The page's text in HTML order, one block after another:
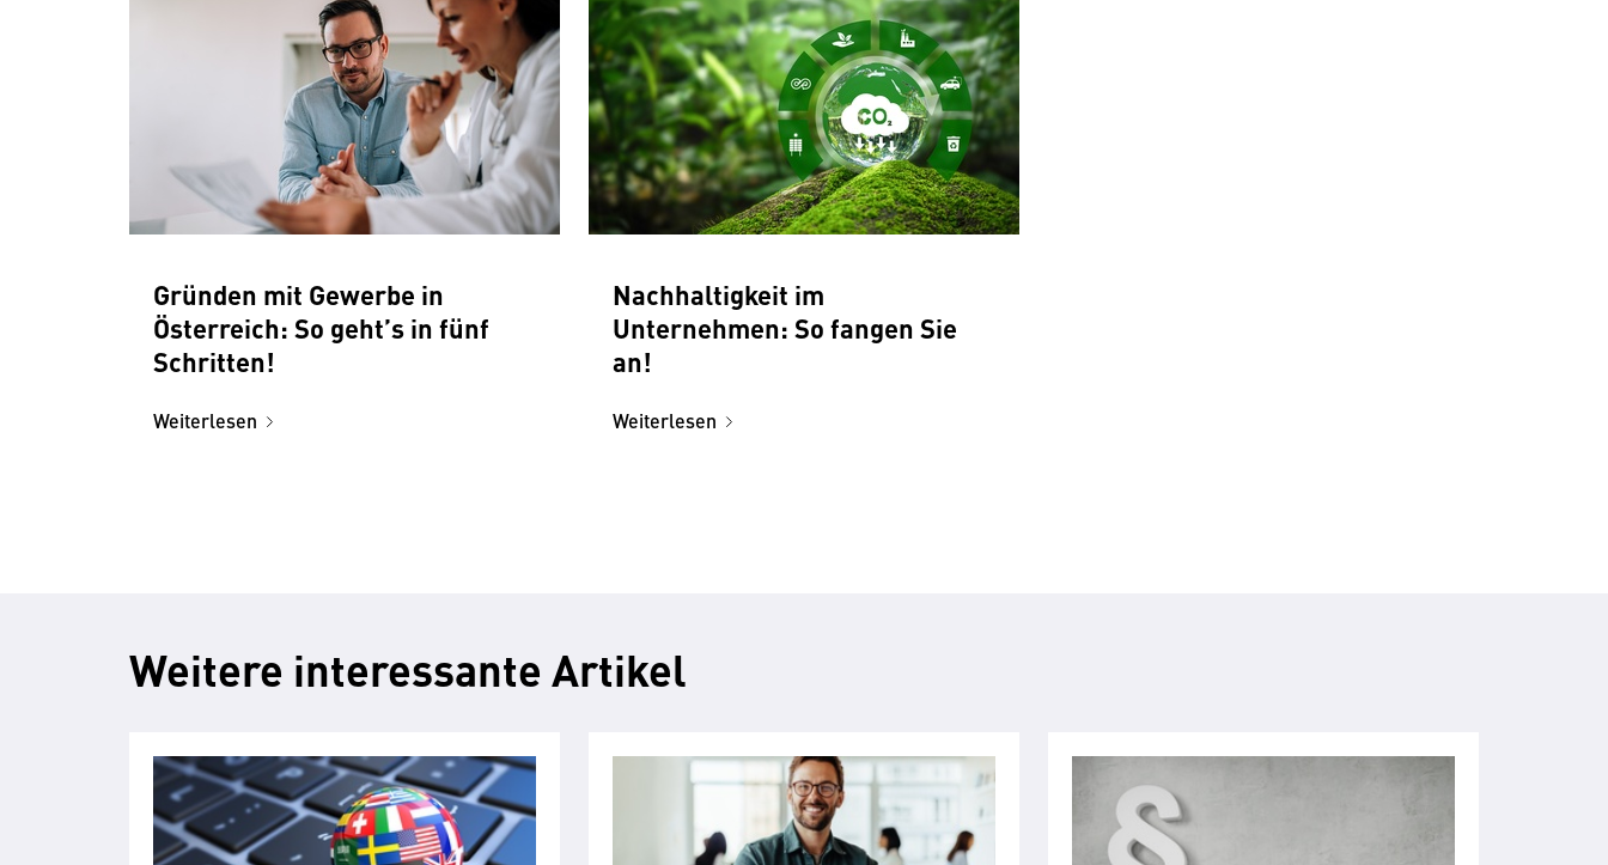
Gründen mit Gewerbe in
Österreich: So geht’s in fünf
Schritten!
Weiterlesen
Nachhaltigkeit im
Unternehmen: So fangen Sie
an!
Weiterlesen
Weitere interessante Artikel